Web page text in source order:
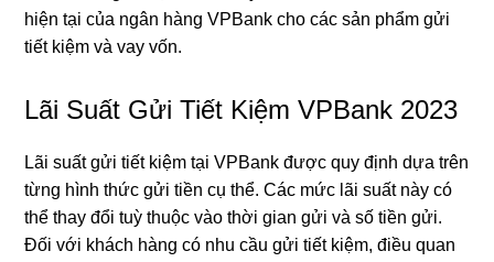
hiện tại của ngân hàng VPBank cho các sản phẩm gửi
tiết kiệm và vay vốn.
Lãi Suất Gửi Tiết Kiệm VPBank 2023
Lãi suất gửi tiết kiệm tại VPBank được quy định dựa trên
từng hình thức gửi tiền cụ thể. Các mức lãi suất này có
thể thay đổi tuỳ thuộc vào thời gian gửi và số tiền gửi.
Đối với khách hàng có nhu cầu gửi tiết kiệm, điều quan